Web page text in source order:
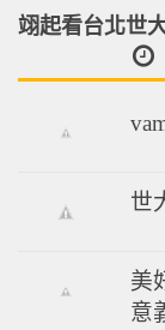
翊起看台北世
世
美
意